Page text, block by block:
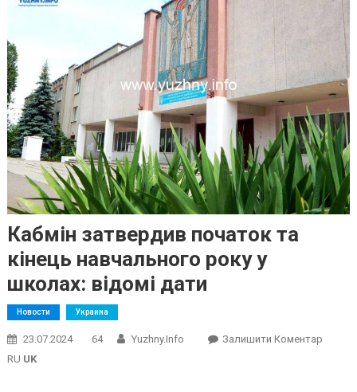
Кабмін затвердив початок та
кінець навчального року у
школах: відомі дати
Новости Украина
23.07.2024 64 Yuzhny.info Залишити КоментарOn
RU UK